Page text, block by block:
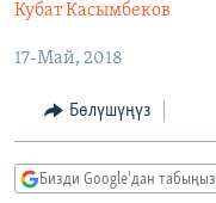
ЭКОНОМИКА
МАДАНИЯТ
БОРБОР АЗИЯ
АТАЙЫН ИЛИКТӨӨ
ТВ ПРОГРАММАЛАР
БҮГҮН АЗАТТЫКТА
БИЗ ЖАНА ДҮЙНӨ
ПОДКАСТ
ӨЗГӨЧӨ ПИКИР
Кубат Касымбеков
17-Май, 2018
Бөлүшүңүз
Бизди Google'дан табыңыз